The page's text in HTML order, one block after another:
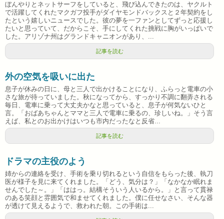
ぼんやりとネットサーフをしていると、飛び込んできたのは、ヤクルト
で活躍してくれたマクガフ投手がダイヤモンドバックスと２年契約をし
たという嬉しいニュースでした。彼の夢を一ファンとしてずっと応援し
たいと思っていて、だからこそ、手にしてくれた挑戦に胸がいっぱいで
した。アリゾナ州はグランドキャニオンがあり、...
記事を読む
外の空気を吸いに出た
息子が休みの日に、母と三人で出かけることになり、ふらっと電車の小
さな旅が待っていました。秋になってから、すっかり不調に翻弄される
毎日、電車に乗って大丈夫かなと思っていると、息子が何気ないひと
言。「おばあちゃんとママと三人で電車に乗るの、珍しいね。」そう言
えば、私とのお出かけはいつも市内だったなと反省...
記事を読む
ドラマの主役のよう
姉からの連絡を受け、手術を乗り切れるという自信をもらった後、執刀
医が様子を見に来てくれました。「どう、気分は？」「なかなか眠れま
せんでした～。」「ははっ。結構そういう人いるから。」と言って貫禄
のある笑顔と雰囲気で和ませてくれました。僕に任せなさい、そんな器
が透けて見えるようで、救われた朝。この手術は...